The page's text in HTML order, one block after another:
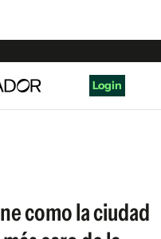
Login
como la ciudad